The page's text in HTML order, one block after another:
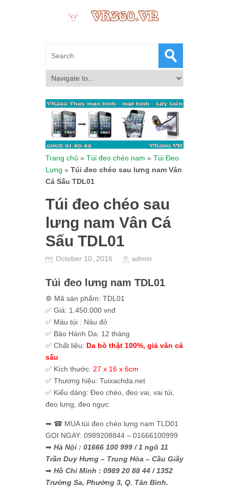
Trang chủ » Túi đeo chéo nam » Túi Đeo
Lưng » Túi đeo chéo sau lưng nam Vân
Cá Sấu TDL01
Túi đeo chéo sau
lưng nam Vân Cá
Sấu TDL01
October 10, 2016 admin
Túi đeo lưng nam TDL01
⚙ Mã sản phẩm: TDL01
✅ Giá: 1.450.000 vnđ
✅ Màu túi : Nâu đỏ
✅ Bảo Hành Da: 12 tháng
✅ Chất liệu: Da bò thật 100%, giả vân cá
sấu
✅ Kích thước: 27 x 16 x 6cm
✅ Thương hiệu: Tuixachda.net
✅ Kiểu dáng: Đeo chéo, đeo vai, vai túi,
đeo lưng, đeo ngực
➡ ☎ MUA túi đeo chéo lưng nam TLD01
GỌI NGAY: 0989208844 – 01666100999
➡ Hà Nội : 01666 100 999 / 1 ngõ 11
Trần Duy Hưng – Trung Hòa – Cầu Giấy
➡ Hồ Chí Minh : 0989 20 88 44 / 1352
Trường Sa, Phường 3, Q. Tân Bình.